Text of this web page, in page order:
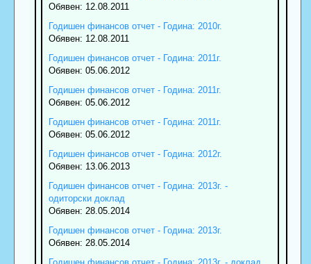
Обявен: 12.08.2011
Годишен финансов отчет - Година: 2010г.
Обявен: 12.08.2011
Годишен финансов отчет - Година: 2011г.
Обявен: 05.06.2012
Годишен финансов отчет - Година: 2011г.
Обявен: 05.06.2012
Годишен финансов отчет - Година: 2011г.
Обявен: 05.06.2012
Годишен финансов отчет - Година: 2012г.
Обявен: 13.06.2013
Годишен финансов отчет - Година: 2013г. -
одиторски доклад
Обявен: 28.05.2014
Годишен финансов отчет - Година: 2013г.
Обявен: 28.05.2014